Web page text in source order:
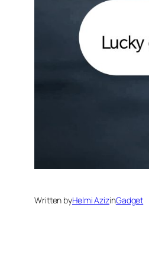
Written byHelmi AzizinGadget